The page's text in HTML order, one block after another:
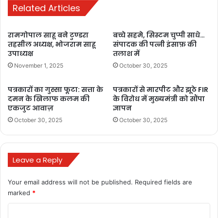
chhattisgarh chhattisgarh baster
chhattisgarh farmer
chhattisgarh farmers
chhattisgarh farmers debt
chhattisgarh farming
chhattisgarh farming achievements
Related Articles
रामगोपाल साहू बने टुण्डरा
तहसील अध्यक्ष, भोजराम साहू
उपाध्यक्ष
November 1, 2025
बच्चे सहमे, सिस्टम चुप्पी साधे…
संपादक की पत्नी इंसाफ़ की
तलाश में
October 30, 2025
पत्रकारों का गुस्सा फूटा: सत्ता के
दमन के खिलाफ कलम की
एकजुट आवाज़
October 30, 2025
पत्रकारों से मारपीट और झूठे FIR
के विरोध में मुख्यमंत्री को सौंपा
ज्ञापन
October 30, 2025
Leave a Reply
Your email address will not be published. Required fields are
marked *